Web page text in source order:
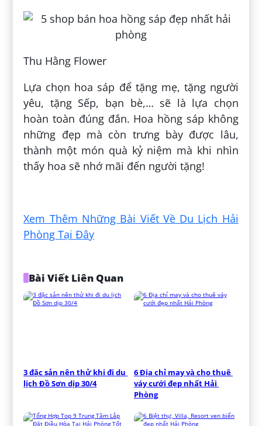
Thu Hằng Flower
Lựa chọn hoa sáp để tặng mẹ, tặng người
yêu, tặng Sếp, bạn bè,… sẽ là lựa chọn
hoàn toàn đúng đắn. Hoa hồng sáp không
những đẹp mà còn trưng bày được lâu,
thành một món quà kỷ niệm mà khi nhìn
thấy hoa sẽ nhớ mãi đến người tặng!
Xem Thêm Những Bài Viết Về Du Lịch Hải
Phòng Tại Đây
Bài Viết Liên Quan
3 đặc sản nên thử khi đi du
lịch Đồ Sơn dịp 30/4
6 Địa chỉ may và cho thuê
váy cưới đẹp nhất Hải
Phòng